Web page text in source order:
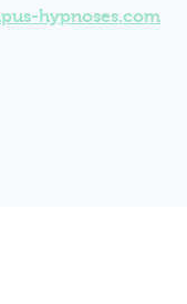
hypnoses.com